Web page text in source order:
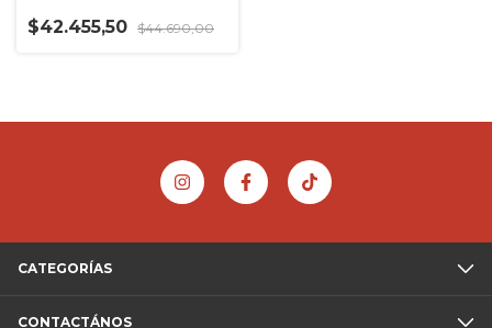
$42.455,50 $44.690,00
CATEGORÍAS
CONTACTÁNOS